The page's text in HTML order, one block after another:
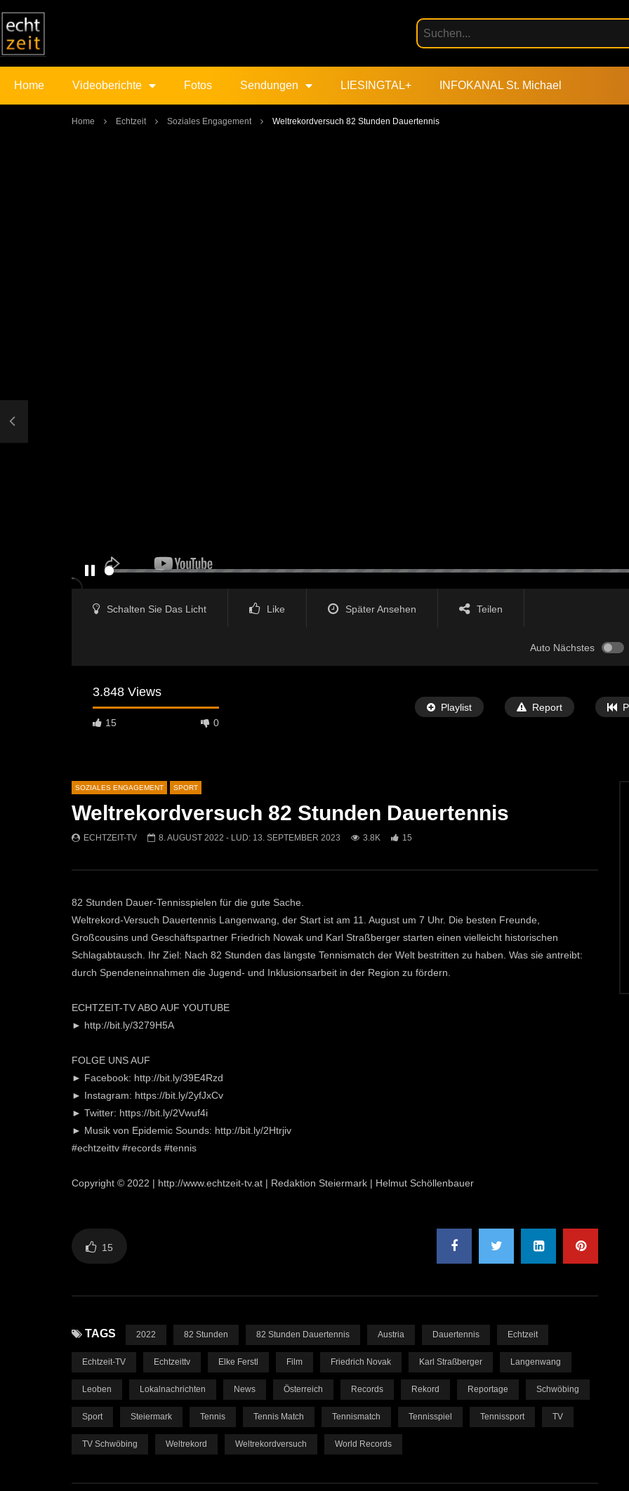
Home Videoberichte Fotos Sendungen LIESINGTAL+ INFOKANAL St. Michael
Home Echtzeit Soziales Engagement Weltrekordversuch 82 Stunden Dauertennis
Schalten Sie Das Licht Like Später Ansehen Teilen
Auto Nächstes
3.848 Views
15 0
Playlist Report
Später Ansehen
05:01 Später Ansehen
08:57 02:22
SOZIALES ENGAGEMENT SPORT
Weltrekordversuch 82 Stunden Dauertennis
ECHTZEIT-TV 8. AUGUST 2022 - LUD: 13. SEPTEMBER 2023 3.8K 15
82 Stunden Dauer-Tennisspielen für die gute Sache.
Weltrekord-Versuch Dauertennis Langenwang, der Start ist am 11. August um 7 Uhr. Die besten Freunde,
Großcousins und Geschäftspartner Friedrich Nowak und Karl Straßberger starten einen vielleicht historischen
Schlagabtausch. Ihr Ziel: Nach 82 Stunden das längste Tennismatch der Welt bestritten zu haben. Was sie antreibt:
durch Spendeneinnahmen die Jugend- und Inklusionsarbeit in der Region zu fördern.
ECHTZEIT-TV ABO AUF YOUTUBE
► http://bit.ly/3279H5A
FOLGE UNS AUF
► Facebook: http://bit.ly/39E4Rzd
► Instagram: https://bit.ly/2yfJxCv
► Twitter: https://bit.ly/2Vwuf4i
► Musik von Epidemic Sounds: http://bit.ly/2Htrjiv
#echtzeittv #records #tennis
Copyright © 2022 | http://www.echtzeit-tv.at | Redaktion Steiermark | Helmut Schöllenbauer
15
TAGS 2022 82 Stunden 82 Stunden Dauertennis Austria Dauertennis Echtzeit
Echtzeit-TV Echtzeittv Elke Ferstl Film Friedrich Novak Karl Straßberger Langenwang
Leoben Lokalnachrichten News Österreich Records Rekord Reportage Schwöbing
Sport Steiermark Tennis Tennis Match Tennismatch Tennisspiel Tennissport TV
TV Schwöbing Weltrekord Weltrekordversuch World Records